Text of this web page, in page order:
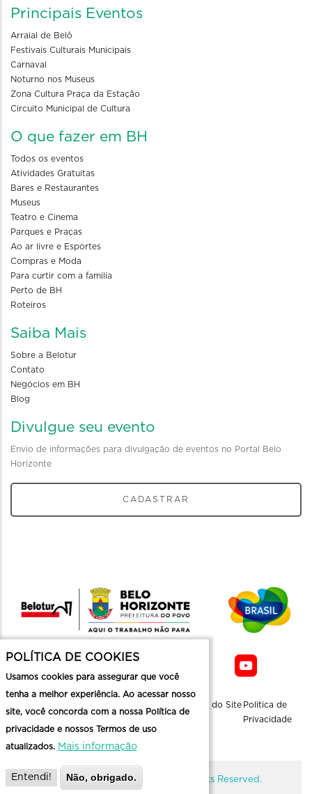
Principais Eventos
Arraial de Belô
Festivais Culturais Municipais
Carnaval
Noturno nos Museus
Zona Cultura Praça da Estação
Circuito Municipal de Cultura
O que fazer em BH
Todos os eventos
Atividades Gratuitas
Bares e Restaurantes
Museus
Teatro e Cinema
Parques e Praças
Ao ar livre e Esportes
Compras e Moda
Para curtir com a familia
Perto de BH
Roteiros
Saiba Mais
Sobre a Belotur
Contato
Negócios em BH
Blog
Divulgue seu evento
Envio de informações para divulgação de eventos no Portal Belo
Horizonte
CADASTRAR
Mapa do Site Politica de
Privacidade
@ Copyright Belotur 2026. All Rights Reserved.
POLÍTICA DE COOKIES
Usamos cookies para assegurar que você
tenha a melhor experiência. Ao acessar nosso
site, você concorda com a nossa Política de
privacidade e nossos Termos de uso
atualizados. Mais informação
Entendi! Não, obrigado.